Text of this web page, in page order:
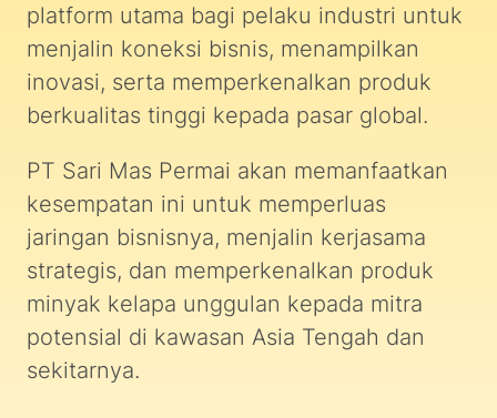
platform utama bagi pelaku industri untuk
menjalin koneksi bisnis, menampilkan
inovasi, serta memperkenalkan produk
berkualitas tinggi kepada pasar global.
PT Sari Mas Permai akan memanfaatkan
kesempatan ini untuk memperluas
jaringan bisnisnya, menjalin kerjasama
strategis, dan memperkenalkan produk
minyak kelapa unggulan kepada mitra
potensial di kawasan Asia Tengah dan
sekitarnya.